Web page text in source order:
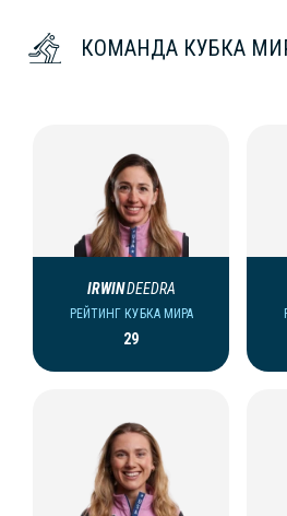
КОМАНДА КУБКА
IRWINDEEDRA
РЕЙТИНГ КУБКА МИРА
29